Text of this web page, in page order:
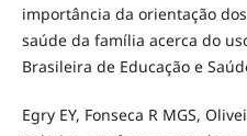
importância da orientação
saúde da família acerca do
Brasileira de Educação e
Egry EY, Fonseca R MGS,